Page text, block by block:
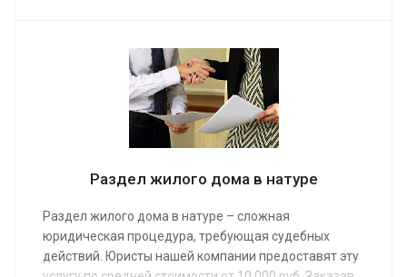
позволит узаконить дом, признать право
собственности на него, управлять и распоряжаться
недвижимым имуществом.
Раздел жилого дома в натуре
Раздел жилого дома в натуре – сложная
юридическая процедура, требующая судебных
действий. Юристы нашей компании предоставят эту